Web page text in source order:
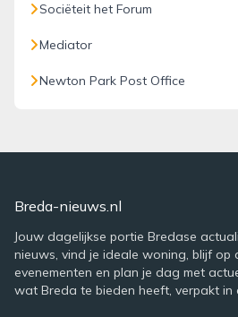
Sociëteit het Forum
Mediator
Newton Park Post Office
Breda-nieuws.nl
Jouw dagelijkse portie Bredase
nieuws, vind je ideale woning, blijf op
evenementen en plan je dag met
wat Breda te bieden heeft, verpakt in